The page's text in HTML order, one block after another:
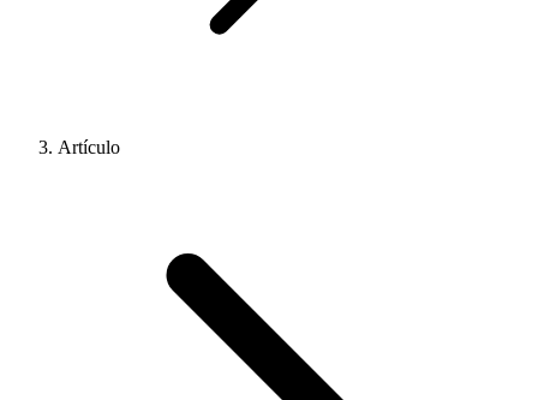
Artículo